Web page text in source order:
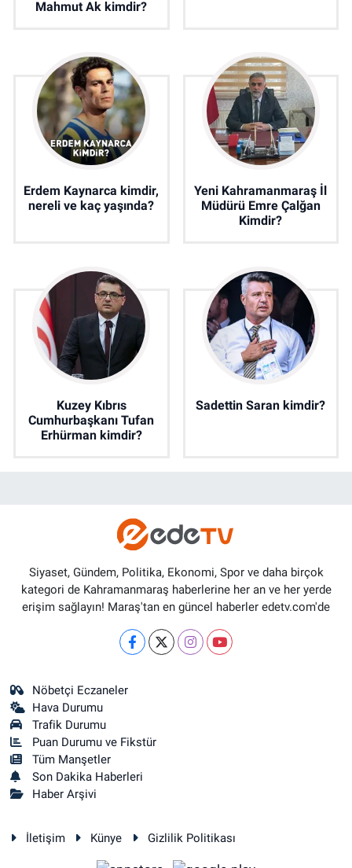
Mahmut Ak kimdir?
Erdem Kaynarca kimdir,
nereli ve kaç yaşında?
Yeni Kahramanmaraş İl
Müdürü Emre Çalğan
Kimdir?
Kuzey Kıbrıs
Cumhurbaşkanı Tufan
Erhürman kimdir?
Sadettin Saran kimdir?
Siyaset, Gündem, Politika, Ekonomi, Spor ve daha birçok
kategori de Kahramanmaraş haberlerine her an ve her yerde
erişim sağlayın! Maraş'tan en güncel haberler edetv.com'de
Nöbetçi Eczaneler
Hava Durumu
Trafik Durumu
Puan Durumu ve Fikstür
Tüm Manşetler
Son Dakika Haberleri
Haber Arşivi
İletişim Künye Gizlilik Politikası